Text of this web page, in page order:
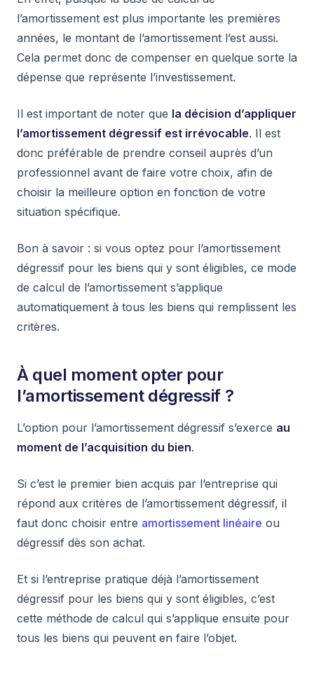
l’amortissement est plus importante les premières
années, le montant de l’amortissement l’est aussi.
Cela permet donc de compenser en quelque sorte la
dépense que représente l’investissement.
Il est important de noter que la décision d’appliquer
l’amortissement dégressif est irrévocable. Il est
donc préférable de prendre conseil auprès d’un
professionnel avant de faire votre choix, afin de
choisir la meilleure option en fonction de votre
situation spécifique.
Bon à savoir : si vous optez pour l’amortissement
dégressif pour les biens qui y sont éligibles, ce mode
de calcul de l’amortissement s’applique
automatiquement à tous les biens qui remplissent les
critères.
À quel moment opter pour
l’amortissement dégressif ?
L’option pour l’amortissement dégressif s’exerce au
moment de l’acquisition du bien.
Si c’est le premier bien acquis par l’entreprise qui
répond aux critères de l’amortissement dégressif, il
faut donc choisir entre amortissement linéaire ou
dégressif dès son achat.
Et si l’entreprise pratique déjà l’amortissement
dégressif pour les biens qui y sont éligibles, c’est
cette méthode de calcul qui s’applique ensuite pour
tous les biens qui peuvent en faire l’objet.